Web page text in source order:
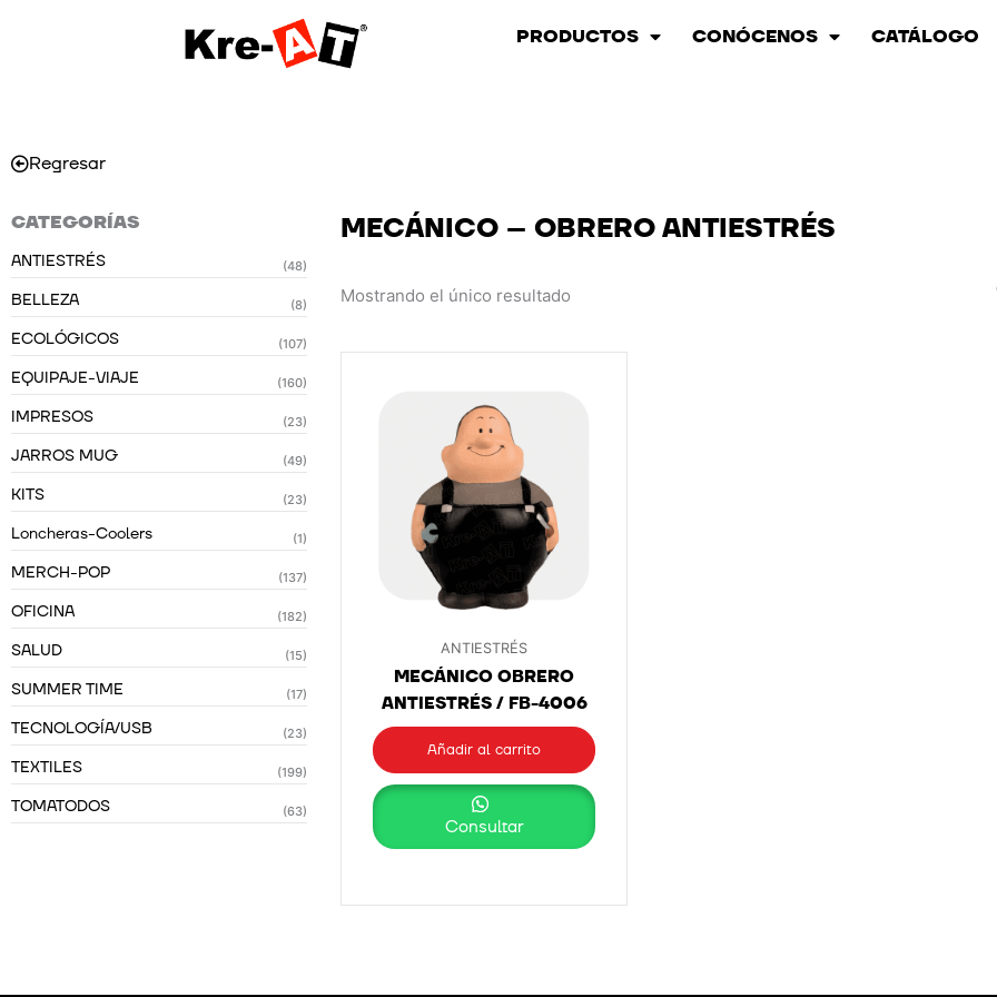
PRODUCTOS CONÓCENOS CATÁLOGO
Regresar
CATEGORÍAS
ANTIESTRÉS (48)
BELLEZA (8)
ECOLÓGICOS (107)
EQUIPAJE-VIAJE (160)
IMPRESOS (23)
JARROS MUG (49)
KITS (23)
Loncheras-Coolers (1)
MERCH-POP (137)
OFICINA (182)
SALUD (15)
SUMMER TIME (17)
TECNOLOGÍA/USB (23)
TEXTILES (199)
TOMATODOS (63)
MECÁNICO – OBRERO ANTIESTRÉS
Mostrando el único resultado
ANTIESTRÉS
MECÁNICO OBRERO
ANTIESTRÉS / FB-4006
Añadir al carrito
Consultar